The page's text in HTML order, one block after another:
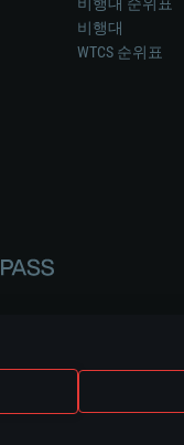
비행대
WTCS 순위표